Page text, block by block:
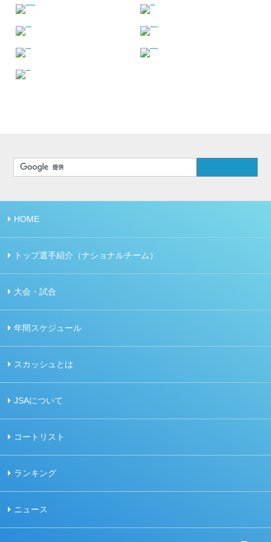
HOME
トップ選手紹介（ナショナルチーム）
大会・試合
年間スケジュール
スカッシュとは
JSAについて
コートリスト
ランキング
ニュース